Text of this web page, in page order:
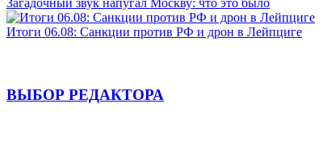
Итоги 06.08: Санкции против РФ и дрон в Лейпциге
ВЫБОР РЕДАКТОРА